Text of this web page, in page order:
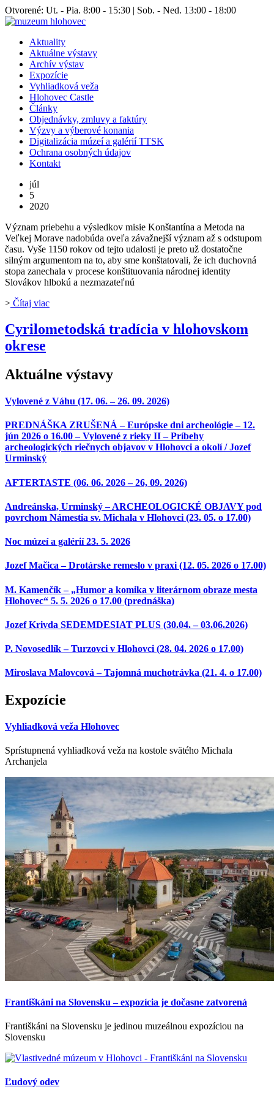
Otvorené: Ut. - Pia. 8:00 - 15:30 | Sob. - Ned. 13:00 - 18:00
Aktuality
Aktuálne výstavy
Archív výstav
Expozície
Vyhliadková veža
Hlohovec Castle
Články
Objednávky, zmluvy a faktúry
Výzvy a výberové konania
Digitalizácia múzeí a galérií TTSK
Ochrana osobných údajov
Kontakt
júl
5
2020
Význam priebehu a výsledkov misie Konštantína a Metoda na
Veľkej Morave nadobúda oveľa závažnejší význam až s odstupom
času. Vyše 1150 rokov od tejto udalosti je preto už dostatočne
silným argumentom na to, aby sme konštatovali, že ich duchovná
stopa zanechala v procese konštituovania národnej identity
Slovákov hlbokú a nezmazateľnú
> Čítaj viac
Cyrilometodská tradícia v hlohovskom
okrese
Aktuálne výstavy
Vylovené z Váhu (17. 06. – 26. 09. 2026)
PREDNÁŠKA ZRUŠENÁ – Európske dni archeológie – 12.
jún 2026 o 16.00 – Vylovené z rieky II – Príbehy
archeologických riečnych objavov v Hlohovci a okolí / Jozef
Urminský
AFTERTASTE (06. 06. 2026 – 26, 09. 2026)
Andreánska, Urminský – ARCHEOLOGICKÉ OBJAVY pod
povrchom Námestia sv. Michala v Hlohovci (23. 05. o 17.00)
Noc múzeí a galérií 23. 5. 2026
Jozef Mačica – Drotárske remeslo v praxi (12. 05. 2026 o 17.00)
M. Kamenčík – „Humor a komika v literárnom obraze mesta
Hlohovec“ 5. 5. 2026 o 17.00 (prednáška)
Jozef Krivda SEDEMDESIAT PLUS (30.04. – 03.06.2026)
P. Novosedlík – Turzovci v Hlohovci (28. 04. 2026 o 17.00)
Miroslava Malovcová – Tajomná muchotrávka (21. 4. o 17.00)
Expozície
Vyhliadková veža Hlohovec
Sprístupnená vyhliadková veža na kostole svätého Michala
Archanjela
Františkáni na Slovensku – expozícia je dočasne zatvorená
Františkáni na Slovensku je jedinou muzeálnou expozíciou na
Slovensku
Ľudový odev